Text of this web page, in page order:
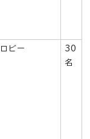
ロビー
30
名